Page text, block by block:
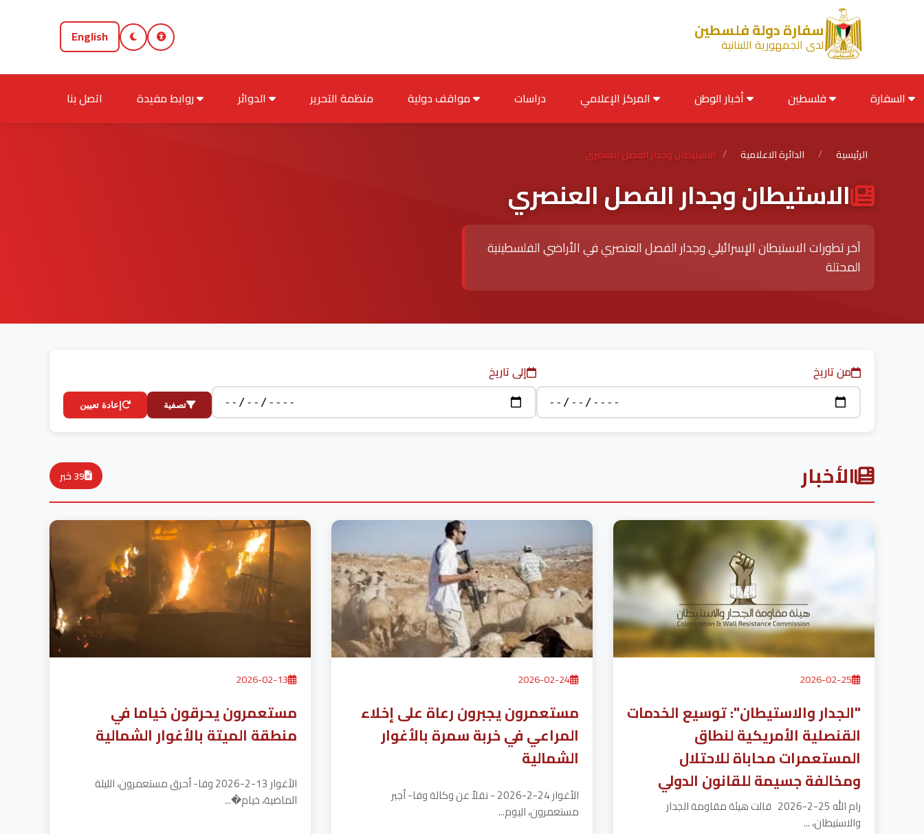
سفارة دولة فلسطين
لدى الجمهورية اللبنانية English
دراسات منظمة التحرير اتصل بنا
الرئيسية / الدائرة الاعلامية / الاستيطان وجدار الفصل العنصري
الاستيطان وجدار الفصل العنصري
آخر تطورات الاستيطان الإسرائيلي وجدار الفصل العنصري في الأراضي الفلسطينية
المحتلة
من تاريخ إلى تاريخ
تصفية إعادة تعيين
الأخبار 39 خبر
2026-02-25
"الجدار والاستيطان": توسيع الخدمات
القنصلية الأمريكية لنطاق
المستعمرات محاباة للاحتلال
ومخالفة جسيمة للقانون الدولي
رام الله 25-2-2026 قالت هيئة مقاومة الجدار
والاستيطان، ...
2026-02-24
مستعمرون يجبرون رعاة على إخلاء
المراعي في خربة سمرة بالأغوار
الشمالية
الأغوار 24-2-2026 - نقلاً عن وكالة وفا- أجبر
مستعمرون، اليوم...
2026-02-13
مستعمرون يحرقون خياما في
منطقة الميتة بالأغوار الشمالية
الأغوار 13-2-2026 وفا- أحرق مستعمرون، الليلة
الماضية، خيام�...